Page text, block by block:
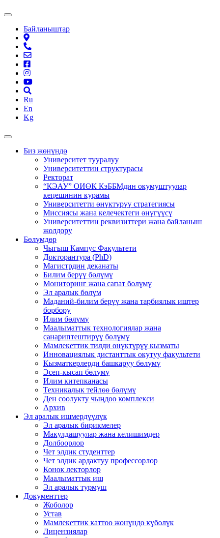
Байланыштар
Ru
En
Kg
Биз жөнүндө
Университет тууралуу
Университеттин структурасы
Ректорат
“КЭАУ” ОИӨК КэББМдин окумуштуулар
кеңешинин курамы
Университетти өнүктүрүү стратегиясы
Миссиясы жана келечектеги өнүгүүсү
Университеттин реквизиттери жана байланыш
жолдору
Бөлүмдөр
Чыгыш Кампус Факультети
Докторантура (PhD)
Магистрдин деканаты
Билим берүү бөлүмү
Мониторинг жана сапат бөлүмү
Эл аралык бөлүм
Маданий-билим берүү жана тарбиялык иштер
борбору
Илим бөлүмү
Маалыматтык технологиялар жана
санариптештирүү бөлүмү
Мамлекеттик тилди өнүктүрүү кызматы
Инновациялык дистанттык окутуу факультети
Кызматкерлерди башкаруу бөлүмү
Эсеп-кысап бөлүмү
Илим китепканасы
Техникалык тейлөө бөлүмү
Ден соолукту чыңдоо комплекси
Архив
Эл аралык ишмердүүлүк
Эл аралык бирикмелер
Макулдашуулар жана келишимдер
Долбоорлор
Чет элдик студенттер
Чет элдик ардактуу профессорлор
Конок лекторлор
Маалыматтык иш
Эл аралык турмуш
Документтер
Жоболор
Устав
Мамлекеттик каттоо жөнүндө күбөлүк
Лицензиялар